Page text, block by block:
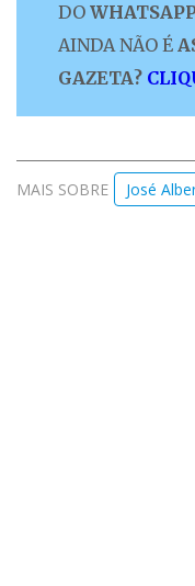
DO
AINDA NÃO É
GAZETA?
MAIS SOBRE José